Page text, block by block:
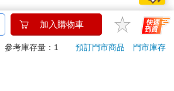
加入購物車
參考庫存量：1 預訂門市商品
門市庫存